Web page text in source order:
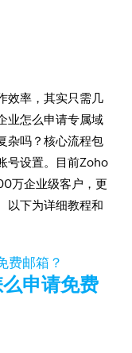
效率，其实只需几
业怎么申请专属域
杂吗？核心流程包
号设置。目前Zoho
万企业级客户，更
以下为详细教程和
申请免费